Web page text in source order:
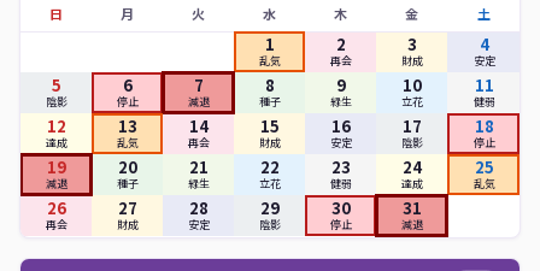
日 月 火 水 木 金 土
1
乱気
2
再会
3
財成
4
安定
5
陰影
6
停止
7
減退
8
種子
9
緑生
10
立花
11
健弱
12
達成
13
乱気
14
再会
15
財成
16
安定
17
陰影
18
停止
19
減退
20
種子
21
緑生
22
立花
23
健弱
24
達成
25
乱気
26
再会
27
財成
28
安定
29
陰影
30
停止
31
減退